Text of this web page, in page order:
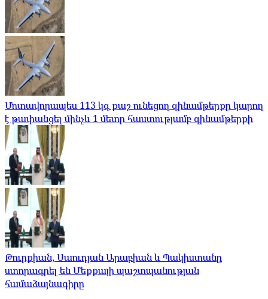
Մոտավորապես 113 կգ քաշ ունեցող զինամթերքը կարող
է թափանցել մինչև 1 մետր հաստությամբ զինամթերքի
Թուրքիան, Սաուդյան Արաբիան և Պակիստանը
ստորագրել են Մեքքայի պաշտպանության
համաձայնագիրը